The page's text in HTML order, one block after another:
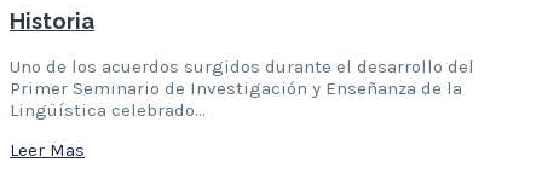
Historia
Uno de los acuerdos surgidos durante el desarrollo del
Primer Seminario de Investigación y Enseñanza de la
Lingüística celebrado…
Leer Mas